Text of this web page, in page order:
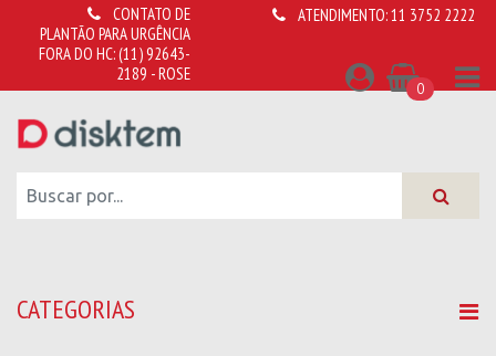
CONTATO DE
PLANTÃO PARA URGÊNCIA
FORA DO HC:(11) 92643-
2189 - ROSE
ATENDIMENTO:11 3752 2222
0
CATEGORIAS